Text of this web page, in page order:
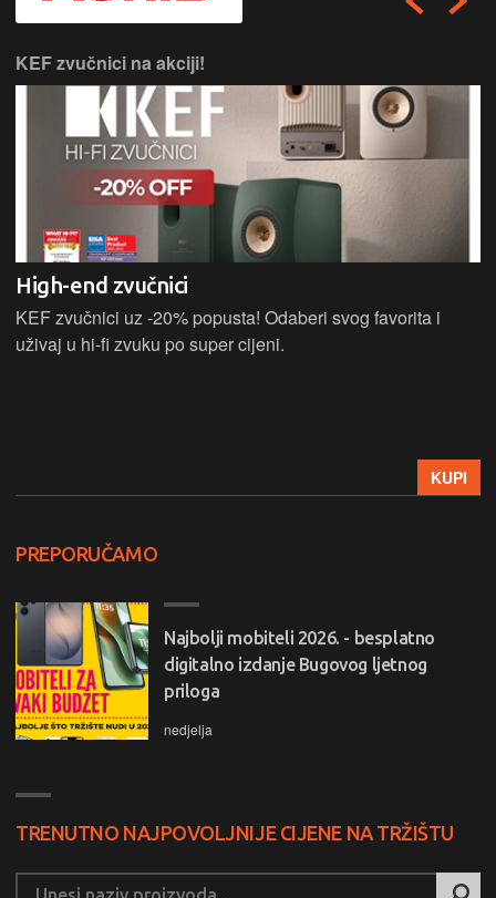
Harman Kardon car audio.
Pošalji nam upit za stručnu ugradnju u Zagrebu.
Počasti sebe i svoj auto premium Harman Kardon zvukom
uz -40% popusta!
KUPI
PREPORUČAMO
Najbolji mobiteli 2026. - besplatno
digitalno izdanje Bugovog ljetnog
priloga
nedjelja
TRENUTNO NAJPOVOLJNIJE CIJENE NA TRŽIŠTU